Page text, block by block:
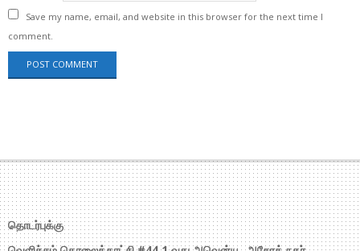
Save my name, email, and website in this browser for the next time I
comment.
தொடர்புக்கு